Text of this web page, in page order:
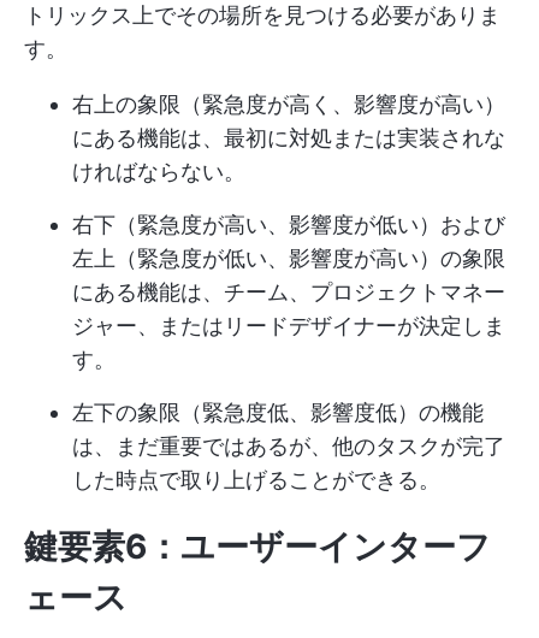
トリックス上でその場所を見つける必要がありま
す。
右上の象限（緊急度が高く、影響度が高い）
にある機能は、最初に対処または実装されな
ければならない。
右下（緊急度が高い、影響度が低い）および
左上（緊急度が低い、影響度が高い）の象限
にある機能は、チーム、プロジェクトマネー
ジャー、またはリードデザイナーが決定しま
す。
左下の象限（緊急度低、影響度低）の機能
は、まだ重要ではあるが、他のタスクが完了
した時点で取り上げることができる。
鍵要素6：ユーザーインターフ
ェース